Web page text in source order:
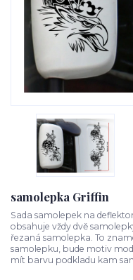
samolepka Griffin
Sada samolepek na
obsahuje vždy dvě
řezaná samolepka. To
samolepku, bude motiv
mít barvu podkladu kam